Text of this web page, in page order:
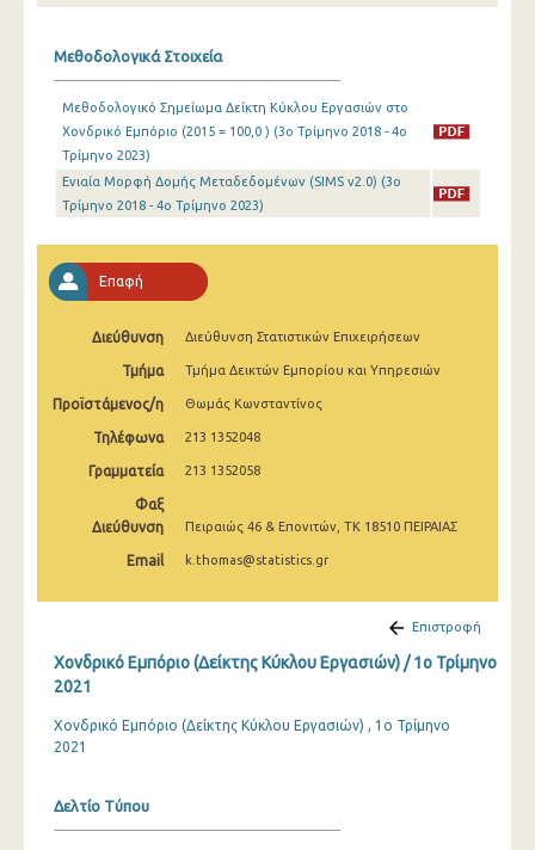
3o Τρίμηνο 2023
2o Τρίμηνο 2023
1o Τρίμηνο 2023
4o Τρίμηνο 2022
3o Τρίμηνο 2022
2o Τρίμηνο 2022
1o Τρίμηνο 2022
4o Τρίμηνο 2021
3o Τρίμηνο 2021
2o Τρίμηνο 2021
2o Τρίμηνο 2020
1o Τρίμηνο 2020
3o Τρίμηνο 2019
Μεθοδολογικά Στοιχεία
Μεθοδολογικό Σημείωμα Δείκτη Κύκλου Εργασιών στο
Χονδρικό Εμπόριο (2015 = 100,0 ) (3o Τρίμηνο 2018 - 4o
Τρίμηνο 2023)
Ενιαία Μορφή Δομής Μεταδεδομένων (SIMS v2.0) (3o
Τρίμηνο 2018 - 4o Τρίμηνο 2023)
Επαφή
Διεύθυνση Διεύθυνση Στατιστικών Επιχειρήσεων
Τμήμα Τμήμα Δεικτών Εμπορίου και Υπηρεσιών
Προϊστάμενος/η Θωμάς Κωνσταντίνος
Τηλέφωνα 213 1352048
Γραμματεία 213 1352058
Φαξ
Διεύθυνση
Πειραιώς 46 & Επονιτών, ΤΚ 18510 ΠΕΙΡΑΙΑΣ
Email k.thomas@statistics.gr
Επιστροφή
Χονδρικό Εμπόριο (Δείκτης Κύκλου Εργασιών) / 1o Τρίμηνο
2021
Χονδρικό Εμπόριο (Δείκτης Κύκλου Εργασιών) , 1ο Τρίμηνο
2021
Δελτίο Τύπου